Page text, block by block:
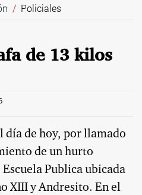
Policiales
de 13 kilos
día de hoy, por llamado
de un hurto
Publica ubicada
XIII y Andresito. En el